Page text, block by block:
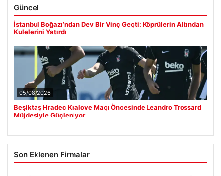
Güncel
İstanbul Boğazı’ndan Dev Bir Vinç Geçti: Köprülerin Altından
Kulelerini Yatırdı
05/08/2026
Beşiktaş Hradec Kralove Maçı Öncesinde Leandro Trossard
Müjdesiyle Güçleniyor
Son Eklenen Firmalar